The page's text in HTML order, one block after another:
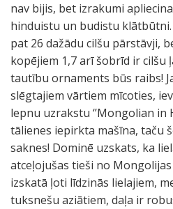
nav bijis, bet izrakumi
hinduistu un budistu
pat 26 dažādu cilšu pārstāvji,
kopējiem 1,7 arī šobrīd ir cilšu
tautību ornaments būs raibs!
slēgtajiem vārtiem mīcoties,
lepnu uzrakstu ‘’Mongolian in
tālienes iepirkta mašīna, taču
saknes! Dominē uzskats, ka
atceļojušas tieši no
izskatā ļoti līdzinās lielajiem,
tuksnešu aziātiem, daļa ir